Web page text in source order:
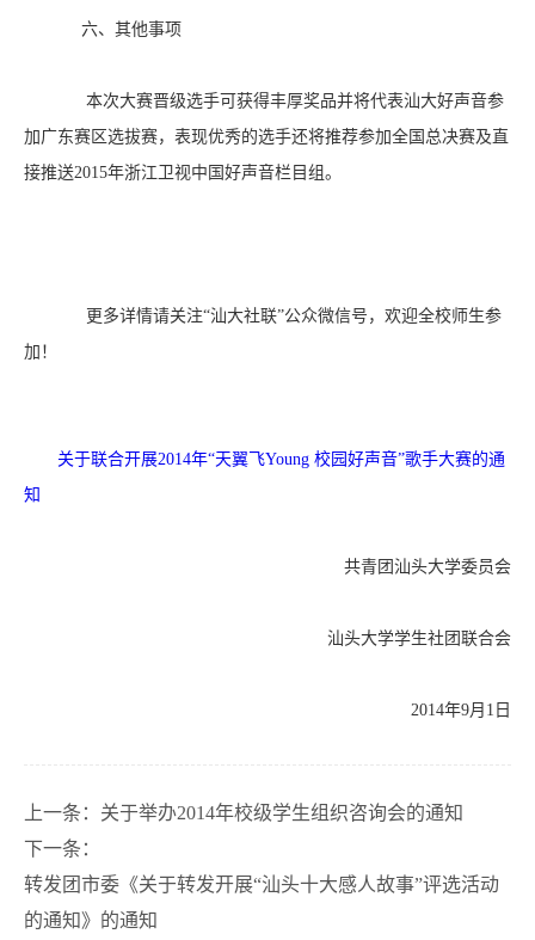
六、其他事项
本次大赛晋级选手可获得丰厚奖品并将代表汕大好声音参
加广东赛区选拔赛，表现优秀的选手还将推荐参加全国总决赛及直
接推送2015年浙江卫视中国好声音栏目组。
更多详情请关注“汕大社联”公众微信号，欢迎全校师生参
加！
关于联合开展2014年“天翼飞Young 校园好声音”歌手大赛的通
知
共青团汕头大学委员会
汕头大学学生社团联合会
2014年9月 1 日
上一条： 关于举办2014年校级学生组织咨询会的通知
下一条：
转发团市委《关于转发开展“汕头十大感人故事”评选活动
的通知》的通知